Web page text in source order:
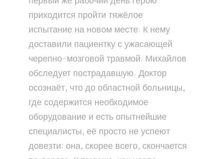
приходится пройти тяжёлое
испытание на новом месте. К нему
доставили пациентку с ужасающей
черепно-мозговой травмой. Михайлов
обследует пострадавшую. Доктор
осознаёт, что до областной больницы,
где содержится необходимое
оборудование и есть опытнейшие
специалисты, её просто не успеют
довезти: она, скорее всего, скончается